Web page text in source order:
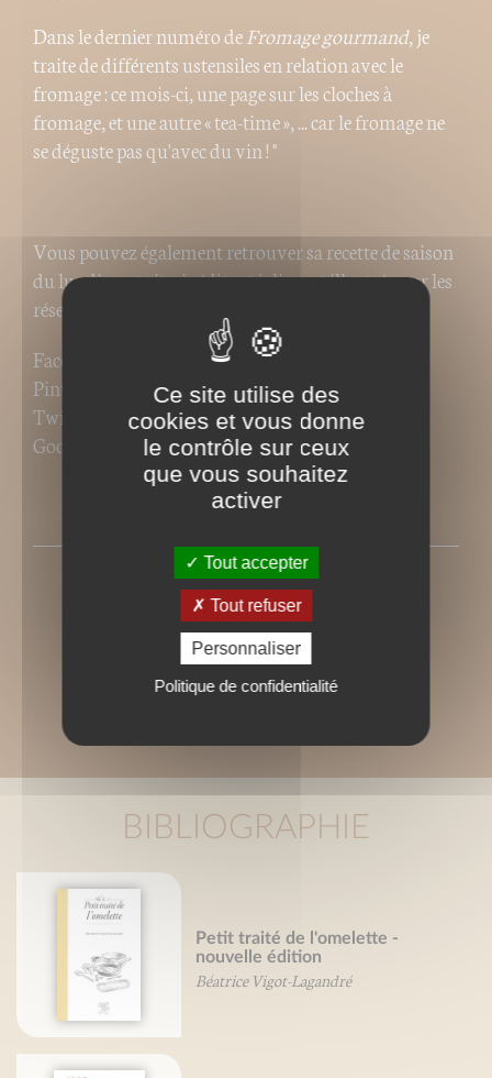
Dans le dernier numéro deFromage gourmand, je
traite de différents ustensiles en relation avec le
fromage : ce mois-ci, une page sur les cloches à
fromage, et une autre « tea-time », ... car le fromage ne
se déguste pas qu'avec du vin ! "
Vous pouvez également retrouver sa recette de saison
du lundi, gratuite, inédite et joliment illustrée, sur les
réseaux sociaux des éditions Le Sureau :
Facebook
http://on.fb.me/1Es8nLG
Pinterest
http://bit.ly/1Es8Ai0
Twitter
https://twitter.com/lesureau
Google +
http://bit.ly/1buHday
PRESSE
BIBLIOGRAPHIE
Petit traité de l'omelette -
nouvelle édition
Béatrice Vigot-Lagandré
Ce site utilise des
cookies et vous donne
le contrôle sur ceux
que vous souhaitez
activer
Tout accepter
Tout refuser
Personnaliser
Politique de confidentialité